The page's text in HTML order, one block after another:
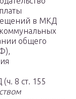
в МКД
общего
8 ст. 155